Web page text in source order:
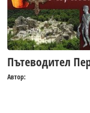
Пътеводител
Автор: